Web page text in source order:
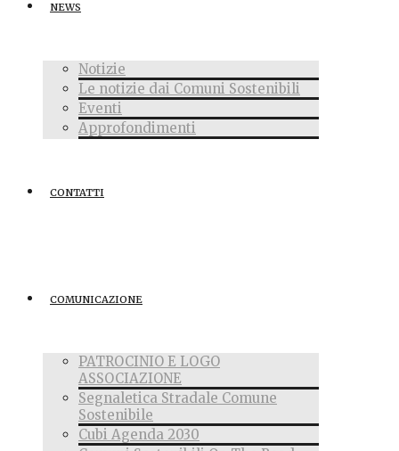
NEWS
Notizie
Le notizie dai Comuni Sostenibili
Eventi
Approfondimenti
CONTATTI
COMUNICAZIONE
PATROCINIO E LOGO
ASSOCIAZIONE
Segnaletica Stradale Comune
Sostenibile
Cubi Agenda 2030